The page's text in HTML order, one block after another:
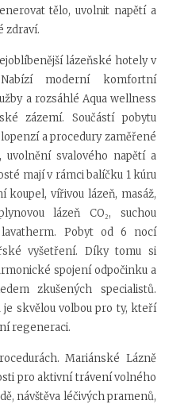
tělo, uvolnit napětí a
zdraví.
lázeňské hotely v
moderní komfortní
a rozsáhlé Aqua wellness
zázemí. Součástí pobytu
a procedury zaměřené
uvolnění svalového napětí a
mají v rámci balíčku 1 kúru
vířivou lázeň, masáž,
lázeň CO₂, suchou
Pobyt od 6 nocí
vyšetření. Díky tomu si
spojení odpočinku a
zkušených specialistů.
skvělou volbou pro ty, kteří
regeneraci.
Mariánské Lázně
pro aktivní trávení volného
návštěva léčivých pramenů,